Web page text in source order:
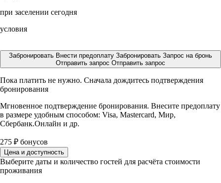
при заселении сегодня
условия
Забронировать Внести предоплату Забронировать Запрос на бронь
Отправить запрос Отправить запрос
Пока платить не нужно. Сначала дождитесь подтверждения
бронирования
Мгновенное подтверждение бронирования. Внесите предоплату
в размере удобным способом: Visa, Mastercard, Мир,
Сбербанк.Онлайн и др.
275 ₽ бонусов
Цена и доступность
Выберите даты и количество гостей для расчёта стоимости
проживания